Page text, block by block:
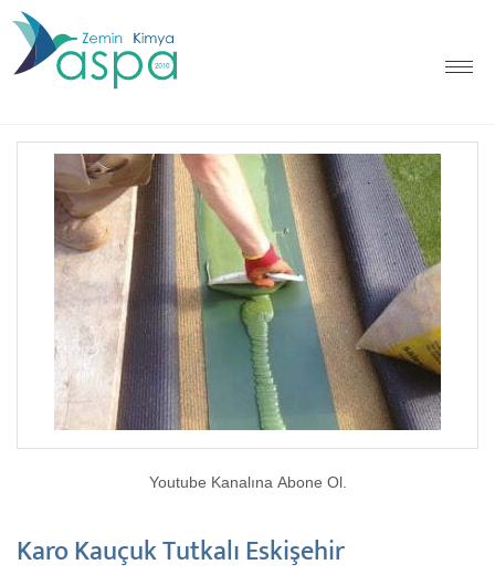
Youtube Kanalına Abone Ol.
Karo Kauçuk Tutkalı Eskişehir